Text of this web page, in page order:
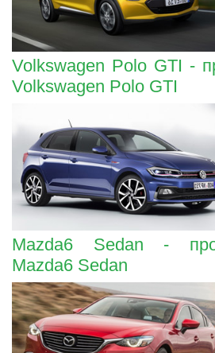
Volkswagen Polo GTI -
Volkswagen Polo GTI
Mazda6 Sedan -
Mazda6 Sedan